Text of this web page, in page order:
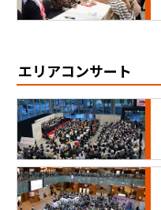
エリアコンサート